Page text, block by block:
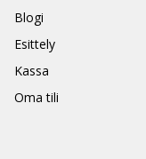
Blogi
Esittely
Kassa
Oma tili